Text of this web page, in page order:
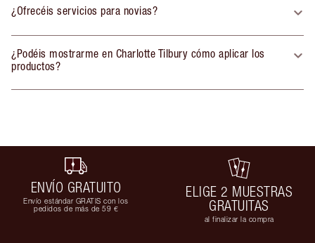
¿Ofrecéis servicios para novias?
¿Podéis mostrarme en Charlotte Tilbury cómo aplicar los
productos?
ENVÍO GRATUITO
Envío estándar GRATIS con los
pedidos de más de 59 €
ELIGE 2 MUESTRAS
GRATUITAS
al finalizar la compra